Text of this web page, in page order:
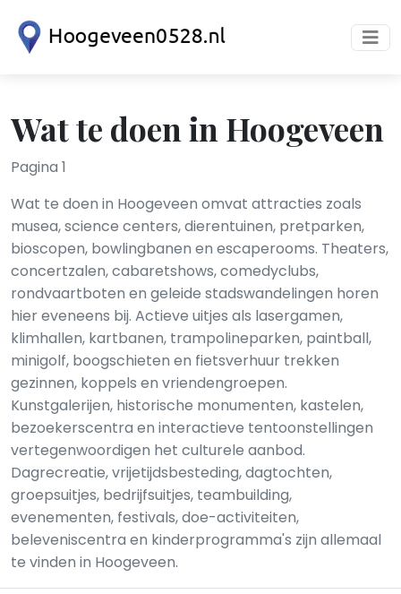
Wat te doen in Hoogeveen
Pagina 1
Wat te doen in Hoogeveen omvat attracties zoals
musea, science centers, dierentuinen, pretparken,
bioscopen, bowlingbanen en escaperooms. Theaters,
concertzalen, cabaretshows, comedyclubs,
rondvaartboten en geleide stadswandelingen horen
hier eveneens bij. Actieve uitjes als lasergamen,
klimhallen, kartbanen, trampolineparken, paintball,
minigolf, boogschieten en fietsverhuur trekken
gezinnen, koppels en vriendengroepen.
Kunstgalerijen, historische monumenten, kastelen,
bezoekerscentra en interactieve tentoonstellingen
vertegenwoordigen het culturele aanbod.
Dagrecreatie, vrijetijdsbesteding, dagtochten,
groepsuitjes, bedrijfsuitjes, teambuilding,
evenementen, festivals, doe-activiteiten,
beleveniscentra en kinderprogramma's zijn allemaal
te vinden in Hoogeveen.